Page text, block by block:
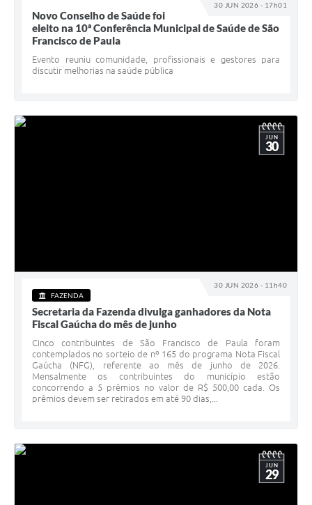
30 JUN 2026 - 17h01
Novo Conselho de Saúde foi
eleito na 10ª Conferência Municipal de Saúde de São
Francisco de Paula
Evento reuniu comunidade, profissionais e gestores para
discutir melhorias na saúde pública
30 JUN 2026 - 11h40
JUN
30
FAZENDA
Secretaria da Fazenda divulga ganhadores da Nota
Fiscal Gaúcha do mês de junho
Cinco contribuintes de São Francisco de Paula foram
contemplados no sorteio de nº 165 do programa Nota Fiscal
Gaúcha (NFG), referente ao mês de junho de 2026.
Mensalmente os contribuintes do município estão
concorrendo a 5 prêmios no valor de R$ 500,00 cada. Os
prêmios devem ser retirados em até 90 dias,...
JUN
29